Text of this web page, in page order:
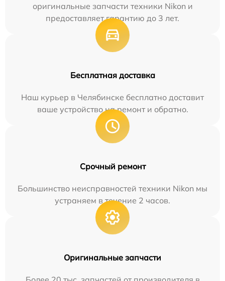
оригинальные запчасти техники Nikon и
предоставляет гарантию до 3 лет.
Бесплатная доставка
Наш курьер в Челябинске бесплатно доставит
ваше устройство на ремонт и обратно.
Срочный ремонт
Большинство неисправностей техники Nikon мы
устраняем в течение 2 часов.
Оригинальные запчасти